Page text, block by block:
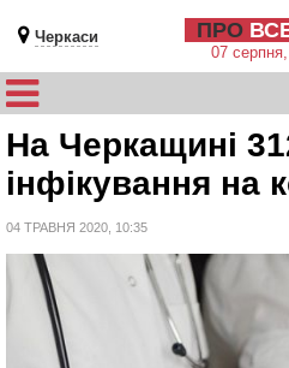
Черкаси ПРО
07
На Черкащині
інфікування на
04 ТРАВНЯ 2020, 10:35